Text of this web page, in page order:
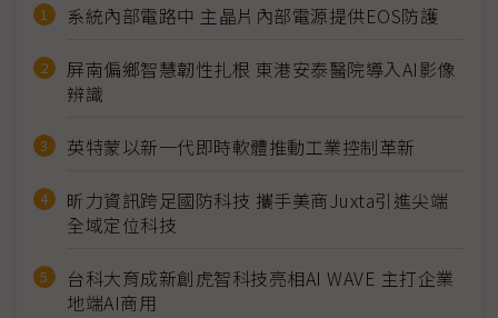
系統內部電路中 主晶片內部電源提供EOS防護
屏南偏鄉智慧韌性扎根 東港安泰醫院導入AI影像
辨識
英特蒙以新一代即時軟體推動工業控制革新
昕力資訊跨足國防科技 攜手美商Juxta引進尖端
全域定位科技
台科大育成新創虎智科技亮相AI WAVE 主打企業
地端AI商用